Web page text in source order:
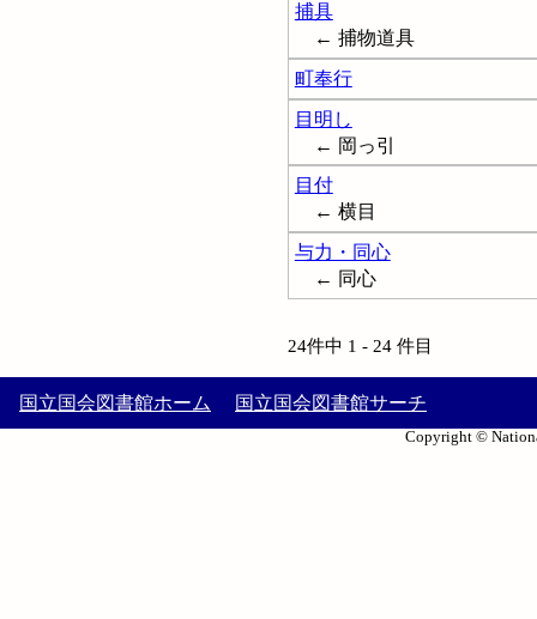
捕具
← 捕物道具
町奉行
目明し
← 岡っ引
目付
← 横目
与力・同心
← 同心
24件中 1 - 24 件目
国立国会図書館ホーム 国立国会図書館サーチ
Copyright ©